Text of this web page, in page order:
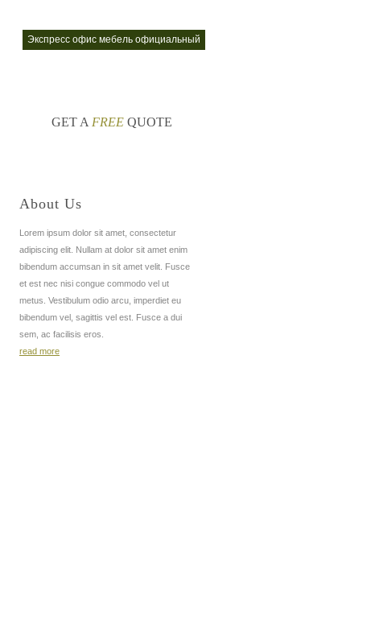
экспресс офис мебель официальный
GET A FREE QUOTE
About Us
Lorem ipsum dolor sit amet, consectetur
adipiscing elit. Nullam at dolor sit amet enim
bibendum accumsan in sit amet velit. Fusce
et est nec nisi congue commodo vel ut
metus. Vestibulum odio arcu, imperdiet eu
bibendum vel, sagittis vel est. Fusce a dui
sem, ac facilisis eros.
read more